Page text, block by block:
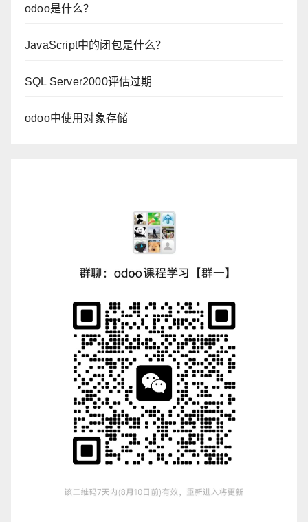
odoo是什么？
JavaScript中的闭包是什么？
SQL Server2000评估过期
odoo中使用对象存储